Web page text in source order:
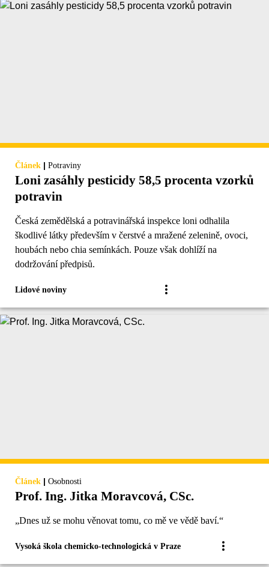
Článek | Potraviny
Loni zasáhly pesticidy 58,5 procenta vzorků
potravin
Česká zemědělská a potravinářská inspekce loni odhalila
škodlivé látky především v čerstvé a mražené zelenině, ovoci,
houbách nebo chia semínkách. Pouze však dohlíží na
dodržování předpisů.
Lidové noviny
Článek | Osobnosti
Prof. Ing. Jitka Moravcová, CSc.
„Dnes už se mohu věnovat tomu, co mě ve vědě baví.“
Vysoká škola chemicko-technologická v Praze